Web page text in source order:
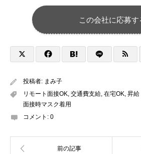
この会社に応募す
投稿者: まみ子
リモート面接OK 交通費支給 在宅OK 昇給
面接時マスク着用
コメント: 0